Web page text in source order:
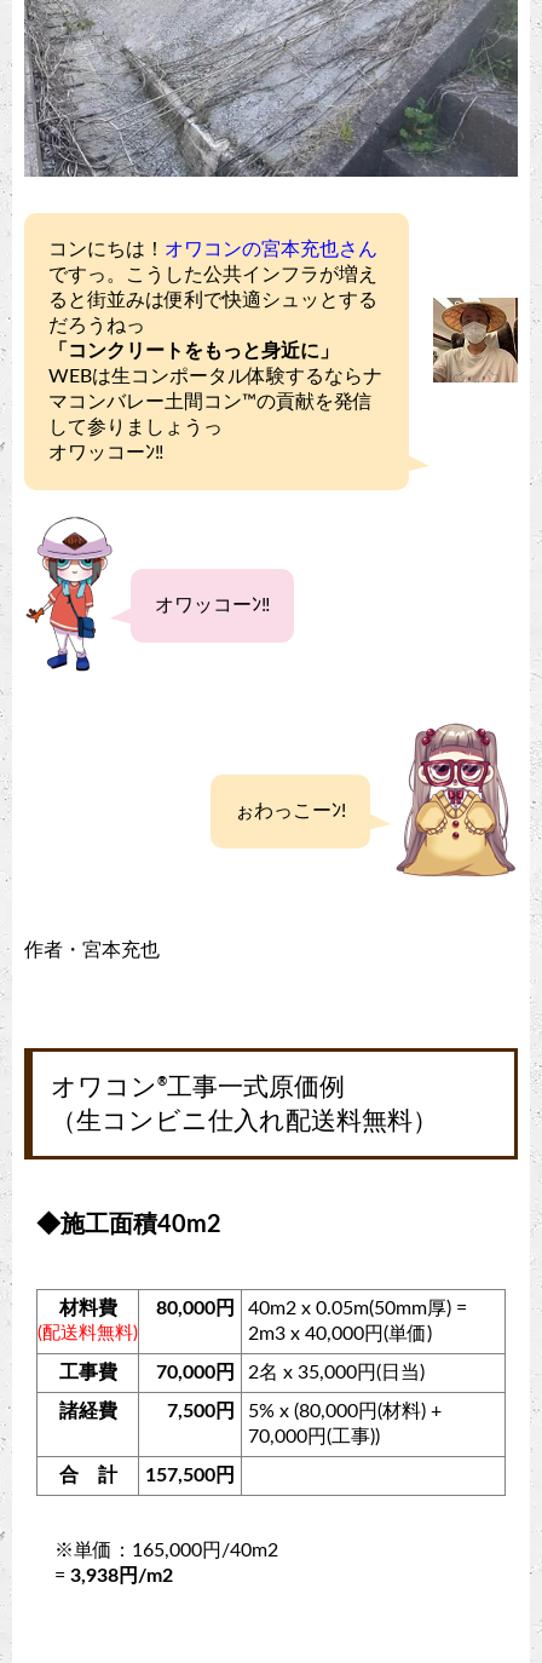
コンにちは！ オワコンの宮本充也さん
ですっ。こうした公共インフラが増え
ると街並みは便利で快適シュッとする
だろうねっ
「コンクリートをもっと身近に」
WEBは生コンポータル体験するならナ
マコンバレー土間コン™︎の貢献を発信
して参りましょうっ
オワッコーﾝ‼︎
オワッコーﾝ‼
ぉわっこーﾝ!
作者・宮本充也
オワコン ®工事一式原価例
（生コンビニ仕入れ配送料無料）
◆施工面積40m2
材料費
(配送料無料)
80,000円
40m2 x 0.05m(50mm厚) =
2m3 x 40,000円(単価)
工事費
70,000円
2名 x 35,000円(日当)
諸経費
7,500円
5% x (80,000円(材料) +
70,000円(工事))
合 計
157,500円
※単価：165,000円/40m2
= 3,938円/m2